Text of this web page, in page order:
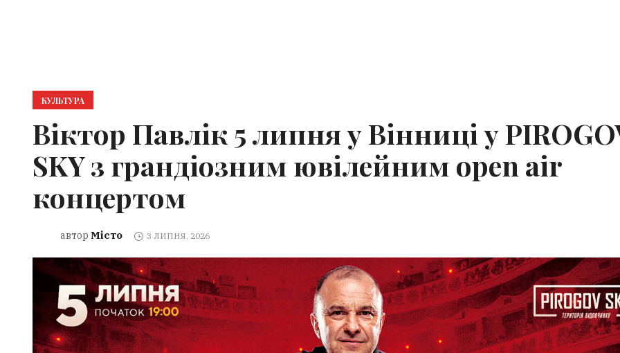
КУЛЬТУРА
Віктор Павлік 5 липня у Вінниці у
SKY з грандіозним ювілейним open air
концертом
автор Місто 3 ЛИПНЯ, 2026